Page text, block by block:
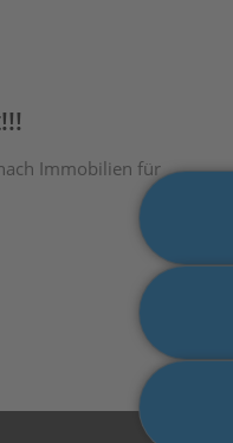
Immobilien für